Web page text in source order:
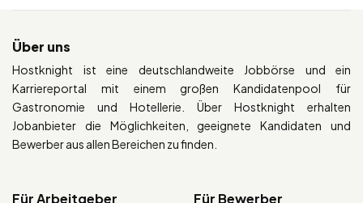
Über uns
Hostknight ist eine deutschlandweite Jobbörse und ein
Karriereportal mit einem großen Kandidatenpool für
Gastronomie und Hotellerie. Über Hostknight erhalten
Jobanbieter die Möglichkeiten, geeignete Kandidaten und
Bewerber aus allen Bereichen zu finden.
Für Arbeitgeber Für Bewerber